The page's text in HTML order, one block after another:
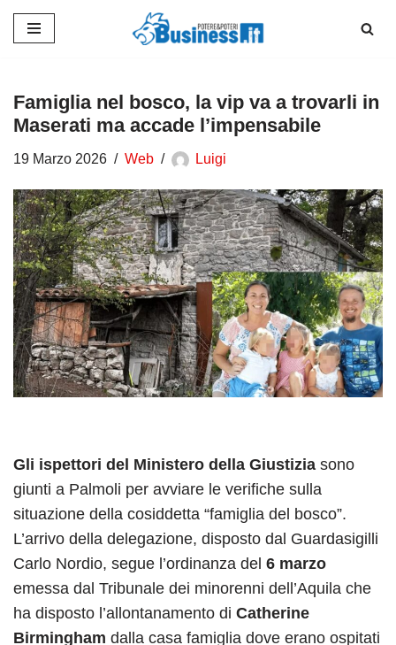
contenuto
Famiglia nel bosco, la vip va a trovarli in
Maserati ma accade l’impensabile
19 Marzo 2026 Web Luigi
Gli ispettori del Ministero della Giustizia sono
giunti a Palmoli per avviare le verifiche sulla
situazione della cosiddetta “famiglia del bosco”.
L’arrivo della delegazione, disposto dal Guardasigilli
Carlo Nordio, segue l’ordinanza del 6 marzo
emessa dal Tribunale dei minorenni dell’Aquila che
ha disposto l’allontanamento di Catherine
Birmingham dalla casa famiglia dove erano ospitati